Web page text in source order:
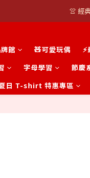
👚 經
👚 經
👚 經
館 🧸可愛玩偶
字母學習 節慶
日 T-shirt 特惠專區